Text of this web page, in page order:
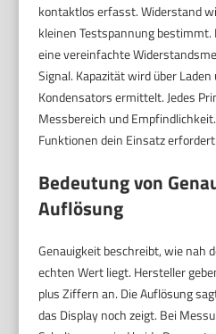
kontaktlos erfasst. Widerstand
kleinen Testspannung
eine vereinfachte
Signal. Kapazität wird über
Kondensators ermittelt. Jedes
Messbereich und
Funktionen dein Einsatz erfordert.
Bedeutung von
Auflösung
Genauigkeit beschreibt, wie nah
echten Wert liegt. Hersteller
plus Ziffern an. Die Auflösung
das Display noch zeigt. Bei